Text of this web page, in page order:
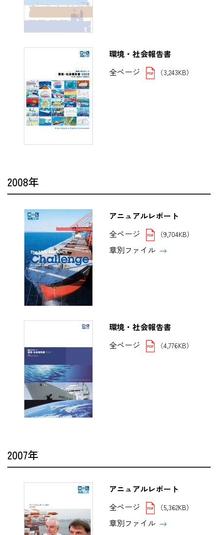
環境・社会報告書
全ページ
（3,243KB）
2008年
アニュアルレポート
全ページ
（9,704KB）
章別ファイル
環境・社会報告書
全ページ
（4,776KB）
2007年
アニュアルレポート
全ページ
（5,362KB）
章別ファイル